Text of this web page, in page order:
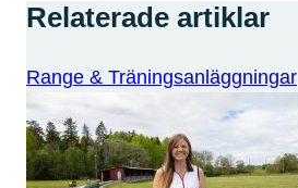
Relaterade artiklar
Range & Träningsanläggningar